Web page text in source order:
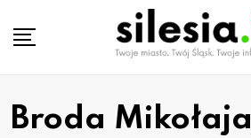
Broda Mikołaja